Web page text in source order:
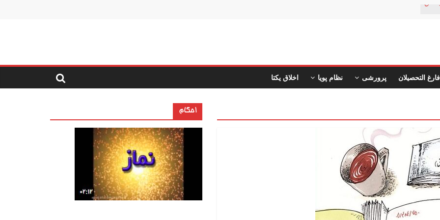
فارغ التحصیلان پرورشی نظام پویا اخلاق یکتا
احکام